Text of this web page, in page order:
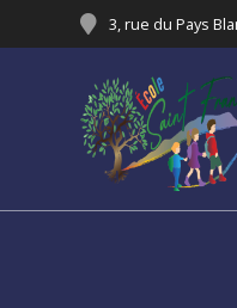
au
3, rue du Pays